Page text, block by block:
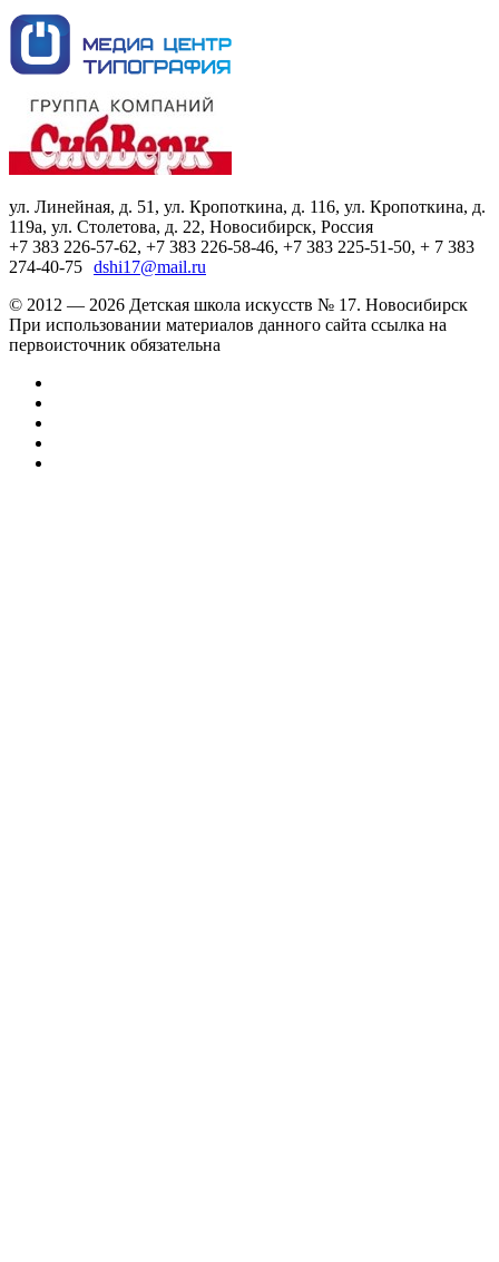
ул. Линейная, д. 51, ул. Кропоткина, д. 116, ул. Кропоткина, д.
119а, ул. Столетова, д. 22, Новосибирск, Россия
+7 383 226-57-62, +7 383 226-58-46, +7 383 225-51-50, + 7 383
274-40-75 dshi17@mail.ru
© 2012 — 2026 Детская школа искусств № 17. Новосибирск
При использовании материалов данного сайта ссылка на
первоисточник обязательна